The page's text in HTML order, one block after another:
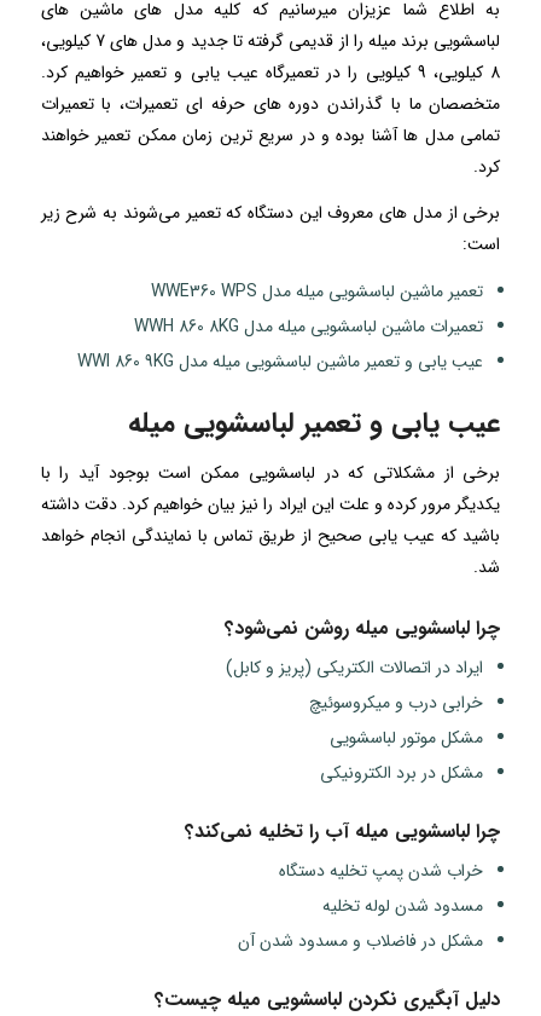
به اطلاع شما عزیزان میرسانیم که کلیه مدل های ماشین های
لباسشویی برند میله را از قدیمی گرفته تا جدید و مدل های 7 کیلویی،
8 کیلویی، 9 کیلویی را در تعمیرگاه عیب یابی و تعمیر خواهیم کرد.
متخصصان ما با گذراندن دوره های حرفه ای تعمیرات، با تعمیرات
تمامی مدل ها آشنا بوده و در سریع ترین زمان ممکن تعمیر خواهند
کرد.
برخی از مدل های معروف این دستگاه که تعمیر می‌شوند به شرح زیر
است:
تعمیر ماشین لباسشویی میله مدل WWE360 WPS
تعمیرات ماشین لباسشویی میله مدل WWH 860 8KG
عیب یابی و تعمیر ماشین لباسشویی میله مدل WWI 860 9KG
عیب یابی و تعمیر لباسشویی میله
برخی از مشکلاتی که در لباسشویی ممکن است بوجود آید را با
یکدیگر مرور کرده و علت این ایراد را نیز بیان خواهیم کرد. دقت داشته
باشید که عیب یابی صحیح از طریق تماس با نمایندگی انجام خواهد
شد.
چرا لباسشویی میله روشن نمی‌شود؟
ایراد در اتصالات الکتریکی (پریز و کابل)
خرابی درب و میکروسوئیچ
مشکل موتور لباسشویی
مشکل در برد الکترونیکی
چرا لباسشویی میله آب را تخلیه نمی‌کند؟
خراب شدن پمپ تخلیه دستگاه
مسدود شدن لوله تخلیه
مشکل در فاضلاب و مسدود شدن آن
دلیل آبگیری نکردن لباسشویی میله چیست؟